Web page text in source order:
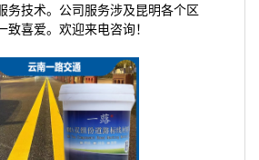
务技术。公司服务涉及昆明各个区
致喜爱。欢迎来电咨询！